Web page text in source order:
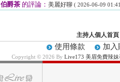
伯爵茶 的評論： 美麗好聊 ( 2026-06-09
主持人個人首頁
使用條款 加入
Copyright © 2026 By Live173 美眉免費辣